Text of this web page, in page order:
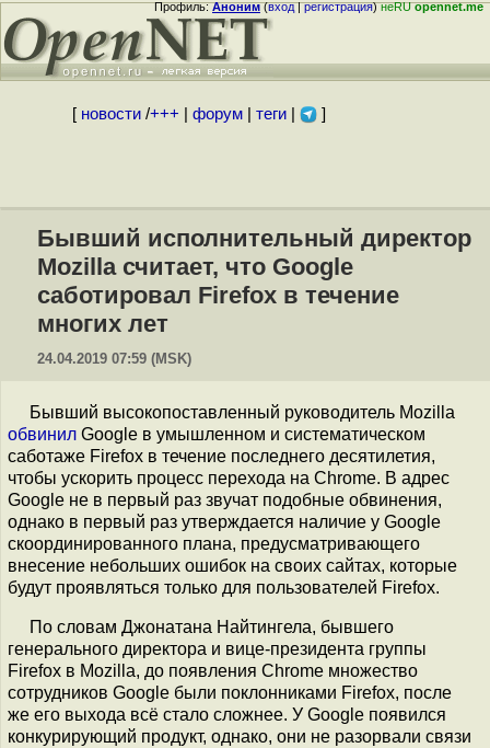
Профиль:Аноним(вход|регистрация)неRUopennet.me
[ новости/+++ форум| теги| ]
Бывший исполнительный директор
Mozilla считает, что Google
саботировал Firefox в течение
многих лет
24.04.2019 07:59 (MSK)
Бывший высокопоставленный руководитель Mozilla
обвинил Google в умышленном и систематическом
саботаже Firefox в течение последнего десятилетия,
чтобы ускорить процесс перехода на Chrome. В адрес
Google не в первый раз звучат подобные обвинения,
однако в первый раз утверждается наличие у Google
скоординированного плана, предусматривающего
внесение небольших ошибок на своих сайтах, которые
будут проявляться только для пользователей Firefox.
По словам Джонатана Найтингела, бывшего
генерального директора и вице-президента группы
Firefox в Mozilla, до появления Chrome множество
сотрудников Google были поклонниками Firefox, после
же его выхода всё стало сложнее. У Google появился
конкурирующий продукт, однако, они не разорвали связи